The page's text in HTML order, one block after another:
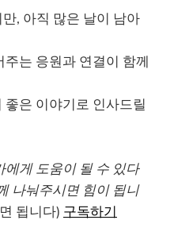
, 아직 많은 날이 남아
는 응원과 연결이 함께
은 이야기로 인사드릴
에게 도움이 될 수 있다
나눠주시면 힘이 됩니
됩니다) 구독하기